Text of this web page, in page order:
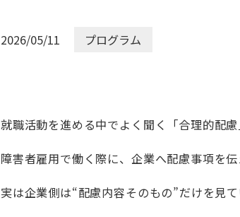
2026/05/11 プログラム
就職活動を進める中でよく聞く「合理的配慮
障害者雇用で働く際に、企業へ配慮事項を伝
実は企業側は“配慮内容そのもの”だけを見